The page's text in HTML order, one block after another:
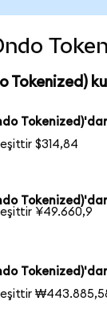
Tokenized)
$314,84
eşittir ¥49.660,9
eşittir